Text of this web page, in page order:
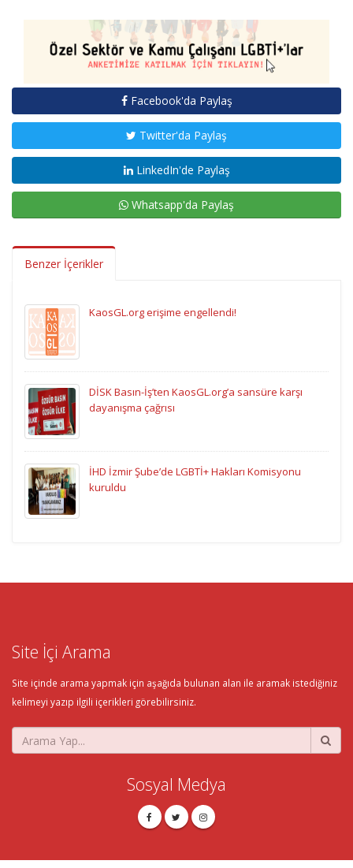
Facebook'da Paylaş
Twitter'da Paylaş
LinkedIn'de Paylaş
Whatsapp'da Paylaş
Benzer İçerikler
KaosGL.org erişime engellendi!
DİSK Basın-İş’ten KaosGL.org’a sansüre karşı
dayanışma çağrısı
İHD İzmir Şube’de LGBTİ+ Hakları Komisyonu
kuruldu
Site İçi Arama
Site içinde arama yapmak için aşağıda bulunan alan ile aramak istediğiniz
kelimeyi yazıp ilgili içerikleri görebilirsiniz.
Sosyal Medya